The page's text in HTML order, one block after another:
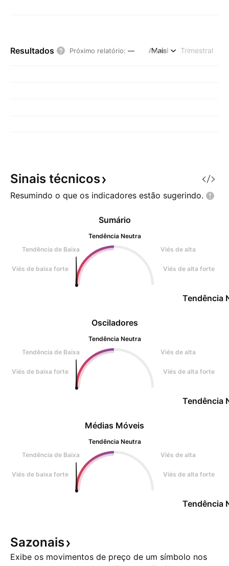
Resultados Próximo relatório: — Anual Trimestral
Mais
Sinais técnicos
Resumindo o que os indicadores estão sugerindo.
Osciladores
Tendência Neutra
Tendência de Baixa
Viés de alta
Viés de baixa forte Viés de alta forte
Tendência
Sumário
Tendência Neutra
Tendência de Baixa
Viés de alta
Viés de baixa forte Viés de alta forte
Tendência
Médias Móveis
Tendência Neutra
Tendência de Baixa
Viés de alta
Viés de baixa forte Viés de alta forte
Tendência
Sazonais
Exibe os movimentos de preço de um símbolo nos